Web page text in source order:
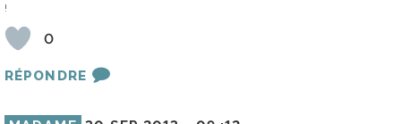
!
0
RÉPONDRE